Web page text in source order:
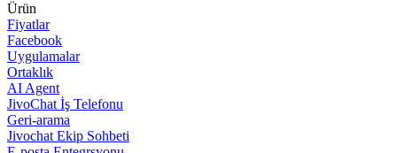
Ürün
Fiyatlar
Facebook
Uygulamalar
Ortaklık
AI Agent
JivoChat İş Telefonu
Geri-arama
Jivochat Ekip Sohbeti